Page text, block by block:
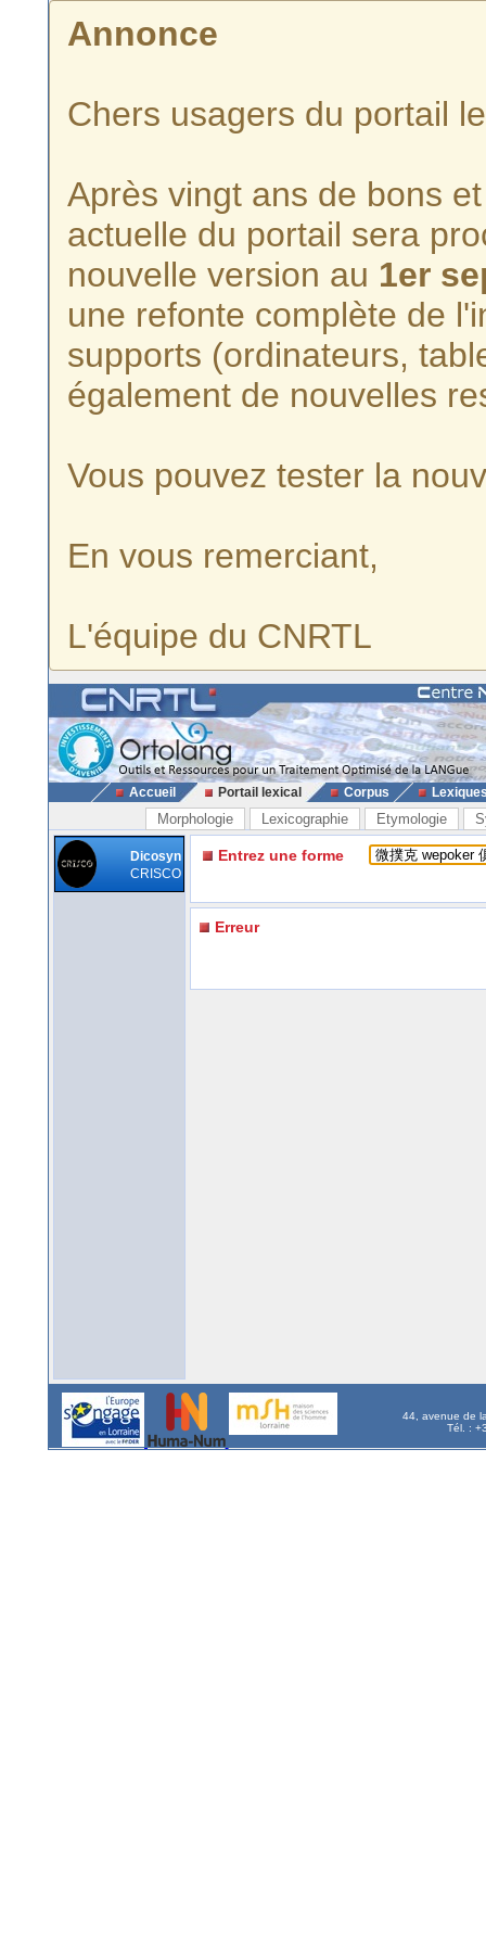
Annonce
Chers usagers du portail
Après vingt ans de bons
actuelle du portail sera
nouvelle version au 1er
une refonte complète de
supports (ordinateurs,
également de nouvelles
Vous pouvez tester la
En vous remerciant,
L'équipe du CNRTL
Accueil Portail lexical Corpus
Morphologie Lexicographie Etymologie
Dicosyn
CRISCO
Entrez une forme
Erreur
44, avenue de
Tél. :